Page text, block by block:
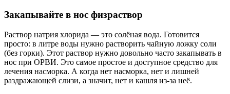
Закапывайте в нос физраствор
Раствор натрия хлорида — это солёная вода. Готовится
просто: в литре воды нужно растворить чайную ложку соли
(без горки). Этот раствор нужно довольно часто закапывать в
нос при ОРВИ. Это самое простое и доступное средство для
лечения насморка. А когда нет насморка, нет и лишней
раздражающей слизи, а значит, нет и кашля из-за неё.